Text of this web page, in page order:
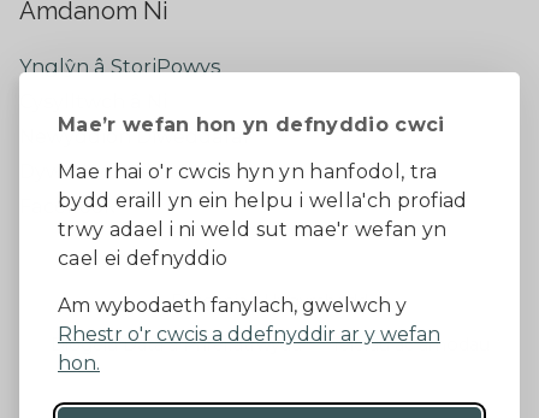
Mae’r wefan hon yn defnyddio cwci
Mae rhai o'r cwcis hyn yn hanfodol, tra
bydd eraill yn ein helpu i wella'ch profiad
trwy adael i ni weld sut mae'r wefan yn
cael ei defnyddio
Am wybodaeth fanylach, gwelwch y
Rhestr o'r cwcis a ddefnyddir ar y wefan
hon.
Amdanom Ni
Ynglŷn â StoriPowys
Newyddion Diweddaraf
Dywedwch eich barn
Facebook
Datganiad Hygyrchedd
Diogelu Data a Phreifatrwydd
Telerau ac amodau